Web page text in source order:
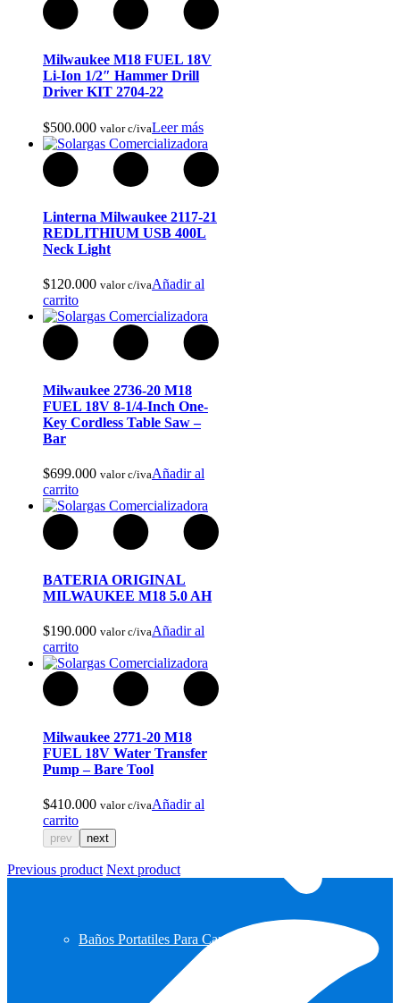
Articulos de Caza y Pesca
Arcos y Ballestas
Baños Portatiles Para Camping
Milwaukee M18 FUEL 18V
Li-Ion 1/2″ Hammer Drill
Driver KIT 2704-22
$500.000 valor c/ivaLeer más
Linterna Milwaukee 2117-21
REDLITHIUM USB 400L
Neck Light
$120.000 valor c/ivaAñadir al
carrito
Milwaukee 2736-20 M18
FUEL 18V 8-1/4-Inch One-
Key Cordless Table Saw –
Bar
$699.000 valor c/ivaAñadir al
carrito
BATERIA ORIGINAL
MILWAUKEE M18 5.0 AH
$190.000 valor c/ivaAñadir al
carrito
Milwaukee 2771-20 M18
FUEL 18V Water Transfer
Pump – Bare Tool
$410.000 valor c/ivaAñadir al
carrito
prev next
Previous product Next product